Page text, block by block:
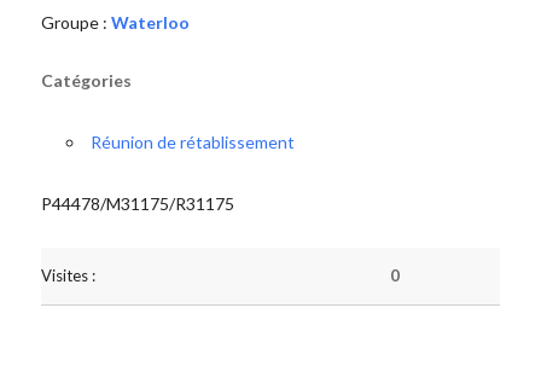
Groupe : Waterloo
Catégories
Réunion de rétablissement
P44478/M31175/R31175
Visites : 0